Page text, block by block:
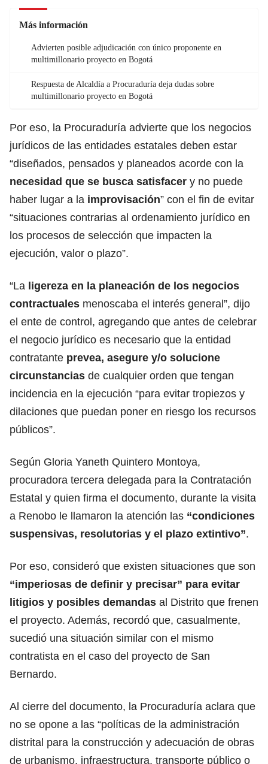
Más información
Advierten posible adjudicación con único proponente en
multimillonario proyecto en Bogotá
Respuesta de Alcaldía a Procuraduría deja dudas sobre
multimillonario proyecto en Bogotá
Por eso, la Procuraduría advierte que los negocios
jurídicos de las entidades estatales deben estar
“diseñados, pensados y planeados acorde con la
necesidad que se busca satisfacer y no puede
haber lugar a la improvisación” con el fin de evitar
“situaciones contrarias al ordenamiento jurídico en
los procesos de selección que impacten la
ejecución, valor o plazo”.
“La ligereza en la planeación de los negocios
contractuales menoscaba el interés general”, dijo
el ente de control, agregando que antes de celebrar
el negocio jurídico es necesario que la entidad
contratante prevea, asegure y/o solucione
circunstancias de cualquier orden que tengan
incidencia en la ejecución “para evitar tropiezos y
dilaciones que puedan poner en riesgo los recursos
públicos”.
Según Gloria Yaneth Quintero Montoya,
procuradora tercera delegada para la Contratación
Estatal y quien firma el documento, durante la visita
a Renobo le llamaron la atención las “condiciones
suspensivas, resolutorias y el plazo extintivo”.
Por eso, consideró que existen situaciones que son
“imperiosas de definir y precisar” para evitar
litigios y posibles demandas al Distrito que frenen
el proyecto. Además, recordó que, casualmente,
sucedió una situación similar con el mismo
contratista en el caso del proyecto de San
Bernardo.
Al cierre del documento, la Procuraduría aclara que
no se opone a las “políticas de la administración
distrital para la construcción y adecuación de obras
de urbanismo, infraestructura, transporte público o